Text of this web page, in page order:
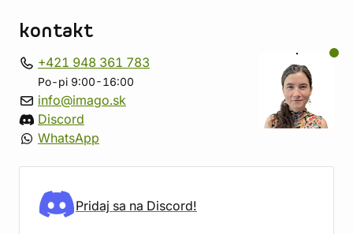
kontakt
+421 948 361 783
Po-pi 9:00-16:00
info@imago.sk
Discord
WhatsApp
Pridaj sa na Discord!